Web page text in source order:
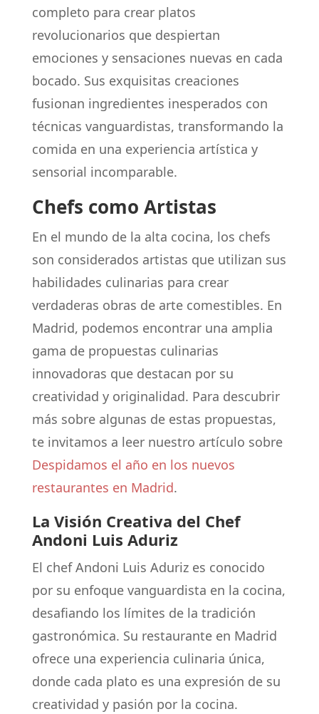
completo para crear platos
revolucionarios que despiertan
emociones y sensaciones nuevas en cada
bocado. Sus exquisitas creaciones
fusionan ingredientes inesperados con
técnicas vanguardistas, transformando la
comida en una experiencia artística y
sensorial incomparable.
Chefs como Artistas
En el mundo de la alta cocina, los chefs
son considerados artistas que utilizan sus
habilidades culinarias para crear
verdaderas obras de arte comestibles. En
Madrid, podemos encontrar una amplia
gama de propuestas culinarias
innovadoras que destacan por su
creatividad y originalidad. Para descubrir
más sobre algunas de estas propuestas,
te invitamos a leer nuestro artículo sobre
Despidamos el año en los nuevos
restaurantes en Madrid.
La Visión Creativa del Chef
Andoni Luis Aduriz
El chef Andoni Luis Aduriz es conocido
por su enfoque vanguardista en la cocina,
desafiando los límites de la tradición
gastronómica. Su restaurante en Madrid
ofrece una experiencia culinaria única,
donde cada plato es una expresión de su
creatividad y pasión por la cocina.